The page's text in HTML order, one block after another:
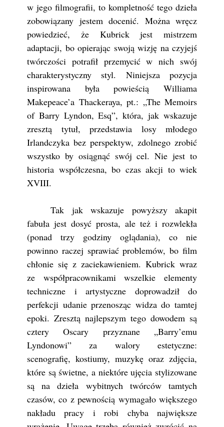
w jego filmografii, to kompletność tego dzieła
zobowiązany jestem docenić. Można wręcz
powiedzieć, że Kubrick jest mistrzem
adaptacji, bo opierając swoją wizję na czyjejś
twórczości potrafił przemycić w nich swój
charakterystyczny styl. Niniejsza pozycja
inspirowana była powieścią Williama
Makepeace’a Thackeraya, pt.: „The Memoirs
of Barry Lyndon, Esq”, która, jak wskazuje
zresztą tytuł, przedstawia losy młodego
Irlandczyka bez perspektyw, zdolnego zrobić
wszystko by osiągnąć swój cel. Nie jest to
historia współczesna, bo czas akcji to wiek
XVIII.
Tak jak wskazuje powyższy akapit
fabuła jest dosyć prosta, ale też i rozwlekła
(ponad trzy godziny oglądania), co nie
powinno raczej sprawiać problemów, bo film
chłonie się z zaciekawieniem. Kubrick wraz
ze współpracownikami wszelkie elementy
techniczne i artystyczne doprowadził do
perfekcji udanie przenosząc widza do tamtej
epoki. Zresztą najlepszym tego dowodem są
cztery Oscary przyznane „Barry’emu
Lyndonowi” za walory estetyczne:
scenografię, kostiumy, muzykę oraz zdjęcia,
które są świetne, a niektóre ujęcia stylizowane
są na dzieła wybitnych twórców tamtych
czasów, co z pewnością wymagało większego
nakładu pracy i robi chyba największe